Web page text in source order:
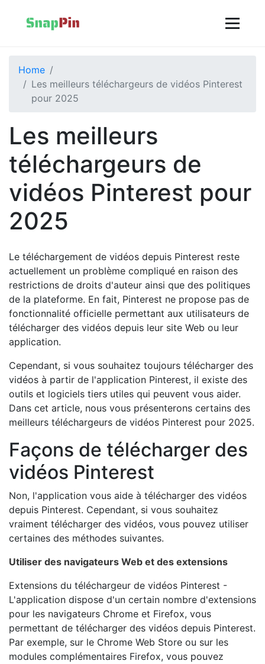
Home
Les meilleurs téléchargeurs de vidéos Pinterest
pour 2025
Les meilleurs
téléchargeurs de
vidéos Pinterest pour
2025
Le téléchargement de vidéos depuis Pinterest reste
actuellement un problème compliqué en raison des
restrictions de droits d'auteur ainsi que des politiques
de la plateforme. En fait, Pinterest ne propose pas de
fonctionnalité officielle permettant aux utilisateurs de
télécharger des vidéos depuis leur site Web ou leur
application.
Cependant, si vous souhaitez toujours télécharger des
vidéos à partir de l'application Pinterest, il existe des
outils et logiciels tiers utiles qui peuvent vous aider.
Dans cet article, nous vous présenterons certains des
meilleurs téléchargeurs de vidéos Pinterest pour 2025.
Façons de télécharger des
vidéos Pinterest
Non, l'application vous aide à télécharger des vidéos
depuis Pinterest. Cependant, si vous souhaitez
vraiment télécharger des vidéos, vous pouvez utiliser
certaines des méthodes suivantes.
Utiliser des navigateurs Web et des extensions
Extensions du téléchargeur de vidéos Pinterest -
L'application dispose d'un certain nombre d'extensions
pour les navigateurs Chrome et Firefox, vous
permettant de télécharger des vidéos depuis Pinterest.
Par exemple, sur le Chrome Web Store ou sur les
modules complémentaires Firefox, vous pouvez